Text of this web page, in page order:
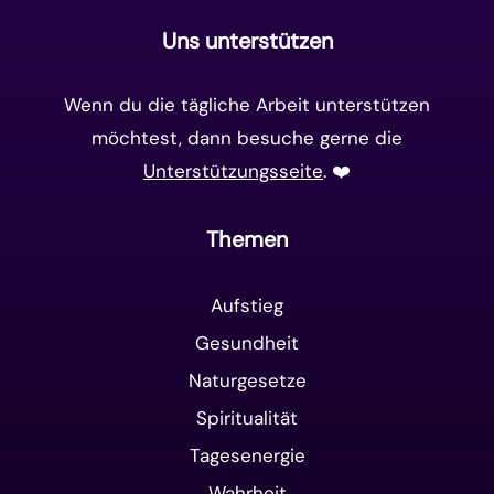
Uns unterstützen
Wenn du die tägliche Arbeit unterstützen
möchtest, dann besuche gerne die
Unterstützungsseite. ❤️️
Themen
Aufstieg
Gesundheit
Naturgesetze
Spiritualität
Tagesenergie